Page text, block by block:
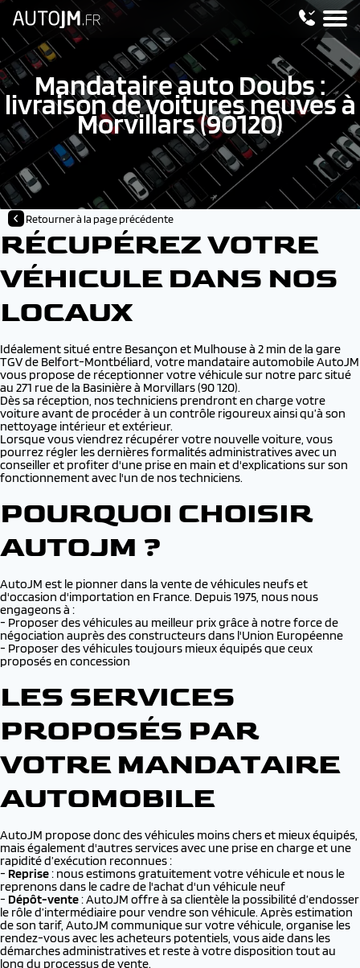
Mandataire auto Doubs :
livraison de voitures neuves à
Morvillars (90120)
Retourner à la page précédente
RÉCUPÉREZ VOTRE
VÉHICULE DANS NOS
LOCAUX
Idéalement situé entre Besançon et Mulhouse à 2 min de la gare
TGV de Belfort-Montbéliard, votre mandataire automobile AutoJM
vous propose de réceptionner votre véhicule sur notre parc situé
au 271 rue de la Basinière à Morvillars (90 120).
Dès sa réception, nos techniciens prendront en charge votre
voiture avant de procéder à un contrôle rigoureux ainsi qu’à son
nettoyage intérieur et extérieur.
Lorsque vous viendrez récupérer votre nouvelle voiture, vous
pourrez régler les dernières formalités administratives avec un
conseiller et profiter d'une prise en main et d'explications sur son
fonctionnement avec l'un de nos techniciens.
POURQUOI CHOISIR
AUTOJM ?
AutoJM est le pionner dans la vente de véhicules neufs et
d'occasion d'importation en France. Depuis 1975, nous nous
engageons à :
- Proposer des véhicules au meilleur prix grâce à notre force de
négociation auprès des constructeurs dans l'Union Européenne
- Proposer des véhicules toujours mieux équipés que ceux
proposés en concession
LES SERVICES
PROPOSÉS PAR
VOTRE MANDATAIRE
AUTOMOBILE
AutoJM propose donc des véhicules moins chers et mieux équipés,
mais également d'autres services avec une prise en charge et une
rapidité d’exécution reconnues :
- Reprise: nous estimons gratuitement votre véhicule et nous le
reprenons dans le cadre de l'achat d'un véhicule neuf
- Dépôt-vente: AutoJM offre à sa clientèle la possibilité d’endosser
le rôle d’intermédiaire pour vendre son véhicule. Après estimation
de son tarif, AutoJM communique sur votre véhicule, organise les
rendez-vous avec les acheteurs potentiels, vous aide dans les
démarches administratives et reste à votre disposition tout au
long du processus de vente.